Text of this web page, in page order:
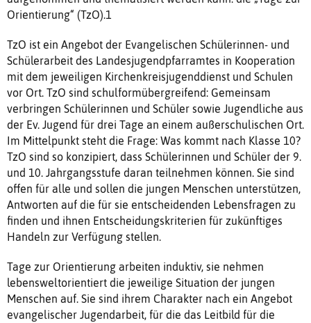
Orientierung“ (TzO).1
TzO ist ein Angebot der Evangelischen Schülerinnen- und
Schülerarbeit des Landesjugendpfarramtes in Kooperation
mit dem jeweiligen Kirchenkreisjugenddienst und Schulen
vor Ort. TzO sind schulformübergreifend: Gemeinsam
verbringen Schülerinnen und Schüler sowie Jugendliche aus
der Ev. Jugend für drei Tage an einem außerschulischen Ort.
Im Mittelpunkt steht die Frage: Was kommt nach Klasse 10?
TzO sind so konzipiert, dass Schülerinnen und Schüler der 9.
und 10. Jahrgangsstufe daran teilnehmen können. Sie sind
offen für alle und sollen die jungen Menschen unterstützen,
Antworten auf die für sie entscheidenden Lebensfragen zu
finden und ihnen Entscheidungskriterien für zukünftiges
Handeln zur Verfügung stellen.
Tage zur Orientierung arbeiten induktiv, sie nehmen
lebensweltorientiert die jeweilige Situation der jungen
Menschen auf. Sie sind ihrem Charakter nach ein Angebot
evangelischer Jugendarbeit, für die das Leitbild für die